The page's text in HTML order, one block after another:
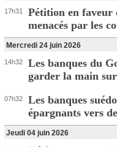
17h31
Pétition en faveur
menacés par les
Mercredi 24 juin 2026
14h32
Les banques du
garder la main
07h32
Les banques
épargnants vers
Jeudi 04 juin 2026